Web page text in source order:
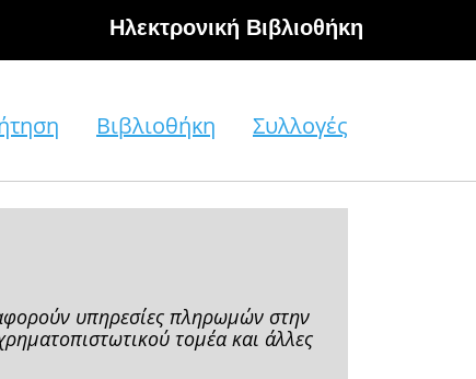
Hλεκτρονική Βιβλιοθήκη
Βιβλιοθήκη Συλλογές
υπηρεσίες πληρωμών στην
τομέα και άλλες